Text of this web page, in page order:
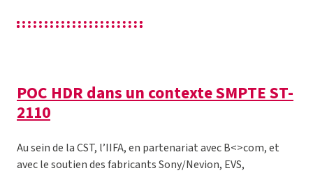
POC HDR dans un contexte SMPTE ST-
2110
Au sein de la CST, l’IIFA, en partenariat avec B<>com, et
avec le soutien des fabricants Sony/Nevion, EVS,